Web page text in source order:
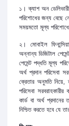
১। ক্যাশ অন
পরিশোধের জন্য বেছে
সময়মতো মূল্য
২। মোবাইল
অন্নান্য ডিজিটাল
পেমেন্ট পদ্ধতি মূল্য
অর্থ প্রদান পরিসেবা
ক্রেতার অনুমতি নিয়ে,
পরিসেবা
কার্ড বা অর্থ
নিশ্চিত করতে হবে যে